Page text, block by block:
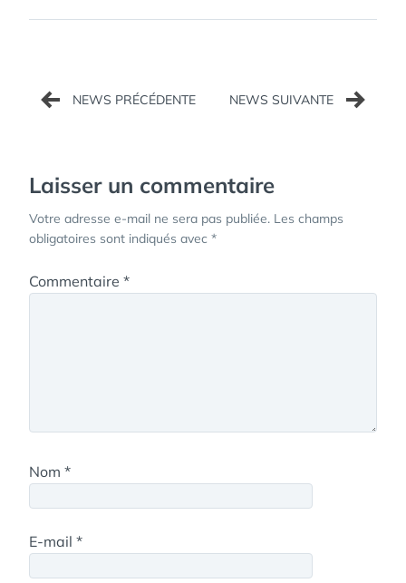
Navigation
de
Laisser un commentaire
Votre adresse e-mail ne sera pas publiée. Les champs
obligatoires sont indiqués avec *
Commentaire *
Nom *
E-mail *